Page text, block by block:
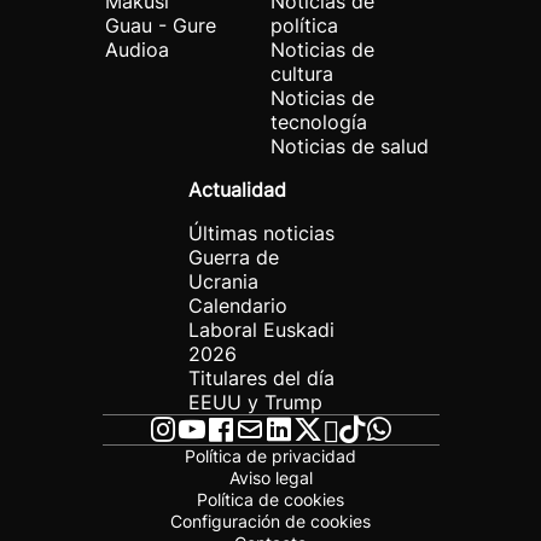
Guau - Gure
Audioa
política
Noticias de
cultura
Noticias de
tecnología
Noticias de salud
Actualidad
Últimas noticias
Guerra de
Ucrania
Calendario
Laboral Euskadi
2026
Titulares del día
EEUU y Trump
Política de privacidad
Aviso legal
Política de cookies
Configuración de cookies